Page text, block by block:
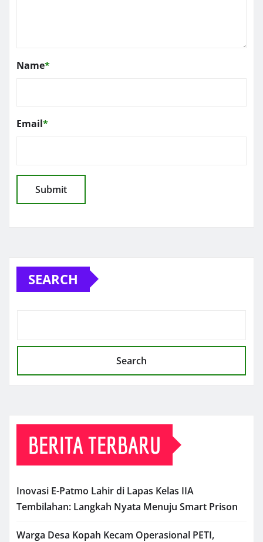
Name*
Email*
SEARCH
Search
BERITA TERBARU
Inovasi E-Patmo Lahir di Lapas Kelas IIA
Tembilahan: Langkah Nyata Menuju Smart Prison
Warga Desa Kopah Kecam Operasional PETI,